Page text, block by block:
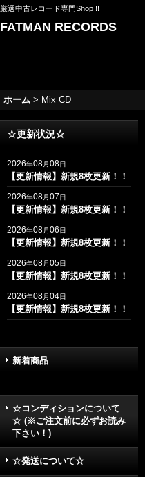
厳選中古レコード専門Shop !!
FATMAN RECORDS
ホーム > Mix CD
☆更新状況☆
2026年08月08日
【更新情報】新規8枚更新！！
2026年08月07日
【更新情報】新規8枚更新！！
2026年08月06日
【更新情報】新規8枚更新！！
2026年08月05日
【更新情報】新規8枚更新！！
2026年08月04日
【更新情報】新規8枚更新！！
新着商品
☆コンディションについて
☆ (※ご注文前に必ずお読み
下さい！)
☆発送について☆